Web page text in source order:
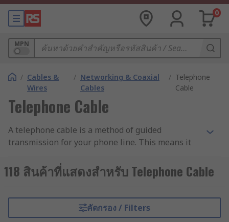
0
MPN
/ Cables &
Wires
/ Networking & Coaxial
Cables
/ Telephone
Cable
Telephone Cable
A telephone cable is a method of guided
transmission for your phone line. This means it
electromagnetic waves and carry information
from point to point. This is done by means of a
Telephone cables are sheathed in a protective
material such as PVC in order to protect the wires
118 สินค้าที่แสดงสำหรับ Telephone Cable
คัดกรอง / Filters